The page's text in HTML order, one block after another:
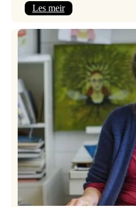
Les meir:
frå
Frøydis